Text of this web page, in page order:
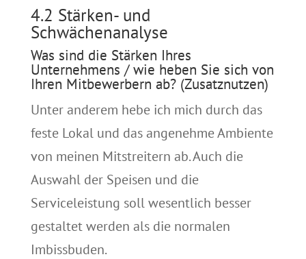
4.2 Stärken- und
Schwächenanalyse
Was sind die Stärken Ihres
Unternehmens / wie heben Sie sich von
Ihren Mitbewerbern ab? (Zusatznutzen)
Unter anderem hebe ich mich durch das
feste Lokal und das angenehme Ambiente
von meinen Mitstreitern ab. Auch die
Auswahl der Speisen und die
Serviceleistung soll wesentlich besser
gestaltet werden als die normalen
Imbissbuden.